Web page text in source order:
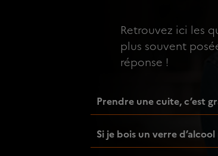
Retrouvez ici les
plus souvent
réponse !
Prendre une cuite, c’est
Si je bois un verre